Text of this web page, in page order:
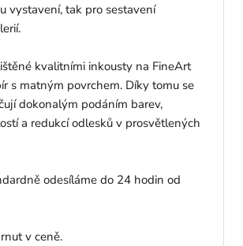
vystavení, tak pro sestavení
kvalitními inkousty na FineArt
s matným povrchem. Díky tomu se
dokonalým podáním barev,
a redukcí odlesků v prosvětlených
odesíláme do 24 hodin od
v ceně.